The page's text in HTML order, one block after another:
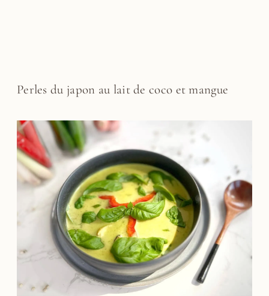
Perles du japon au lait de coco et mangue